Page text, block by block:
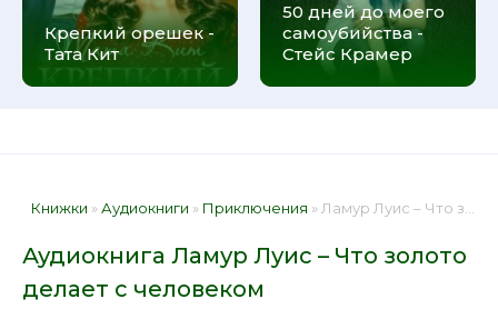
Крепкий орешек -
Тата Кит
50 дней до моего
самоубийства -
Стейс Крамер
Книжки »Аудиокниги » Приключения » Ламур Луис – Что золото делает с человеком 📕 - Книга онлайн бесплатно
Аудиокнига Ламур Луис – Что золото
делает с человеком